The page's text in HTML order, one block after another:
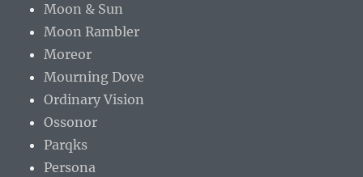
Moon & Sun
Moon Rambler
Moreor
Mourning Dove
Ordinary Vision
Ossonor
Parqks
Persona